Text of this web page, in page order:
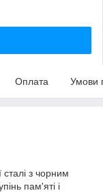
Оплата Умови
сталі з чорним
пам'яті і